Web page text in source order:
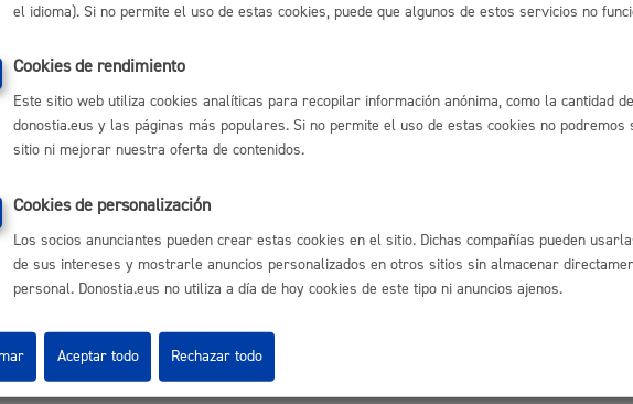
/ San Sebastián Enlaces útiles
Sala de prensa
Mapa web
el idioma). Si no permite el uso de estas cookies, puede que algunos de estos servicios no
Cookies de rendimiento
Este sitio web utiliza cookies analíticas para recopilar información anónima, como la cantidad
donostia.eus y las páginas más populares. Si no permite el uso de estas cookies no
sitio ni mejorar nuestra oferta de contenidos.
Cookies de personalización
Los socios anunciantes pueden crear estas cookies en el sitio. Dichas compañías pueden
de sus intereses y mostrarle anuncios personalizados en otros sitios sin almacenar
personal. Donostia.eus no utiliza a día de hoy cookies de este tipo ni anuncios ajenos.
Rechazar todo
Aceptar todo